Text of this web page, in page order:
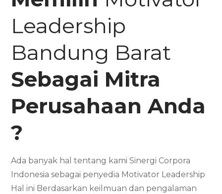
Leadership
Bandung Barat
Sebagai Mitra
Perusahaan Anda
?
Ada banyak hal tentang kami Sinergi Corpora
Indonesia sebagai penyedia Motivator Leadership
Hal ini Berdasarkan keilmuan dan pengalaman